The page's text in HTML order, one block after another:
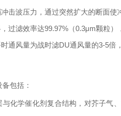
击波压力，通过突然扩大的断面使
过滤效率达99.97%（0.3μm颗粒）
通风量为战时滤DU通风量的3-5倍
包括：
与化学催化剂复合结构，对芥子气